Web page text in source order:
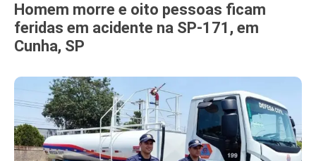
Homem morre e oito pessoas ficam
feridas em acidente na SP-171, em
Cunha, SP